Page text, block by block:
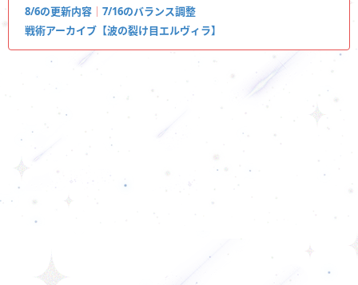
8/6の更新内容 ｜ 7/16のバランス調整
戦術アーカイブ【波の裂け目エルヴィラ】